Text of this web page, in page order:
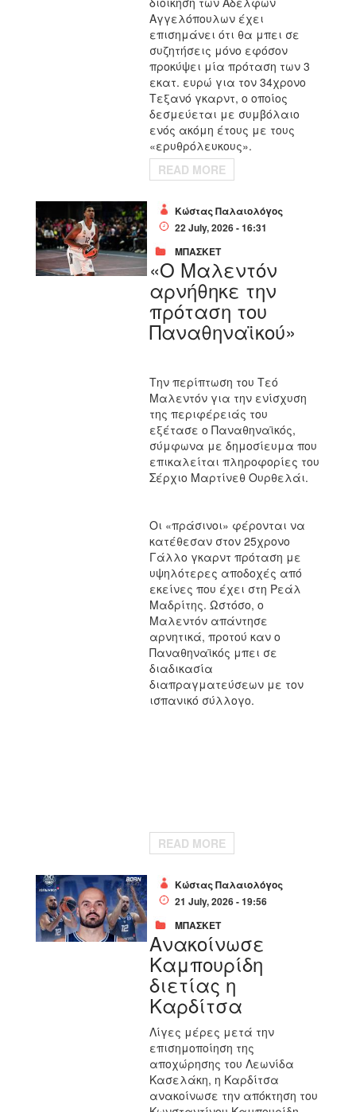
Αγγελόπουλων έχει
επισημάνει ότι θα μπει σε
συζητήσεις μόνο εφόσον
προκύψει μία πρόταση των 3
εκατ. ευρώ για τον 34χρονο
Τεξανό γκαρντ, ο οποίος
δεσμεύεται με συμβόλαιο
ενός ακόμη έτους με τους
«ερυθρόλευκους».
READ MORE
Κώστας Παλαιολόγος
22 July, 2026 - 16:31
ΜΠΑΣΚΕΤ
«Ο Μαλεντόν
αρνήθηκε την
πρόταση του
Παναθηναϊκού»
Την περίπτωση του Τεό
Μαλεντόν για την ενίσχυση
της περιφέρειάς του
εξέτασε ο Παναθηναϊκός,
σύμφωνα με δημοσίευμα που
επικαλείται πληροφορίες του
Σέρχιο Μαρτίνεθ Ουρθελάι.
Οι «πράσινοι» φέρονται να
κατέθεσαν στον 25χρονο
Γάλλο γκαρντ πρόταση με
υψηλότερες αποδοχές από
εκείνες που έχει στη Ρεάλ
Μαδρίτης. Ωστόσο, ο
Μαλεντόν απάντησε
αρνητικά, προτού καν ο
Παναθηναϊκός μπει σε
διαδικασία
διαπραγματεύσεων με τον
ισπανικό σύλλογο.
READ MORE
Κώστας Παλαιολόγος
21 July, 2026 - 19:56
ΜΠΑΣΚΕΤ
Ανακοίνωσε
Καμπουρίδη
διετίας η
Καρδίτσα
Λίγες μέρες μετά την
επισημοποίηση της
αποχώρησης του Λεωνίδα
Κασελάκη, η Καρδίτσα
ανακοίνωσε την απόκτηση του